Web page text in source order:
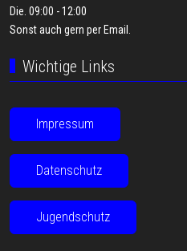
Die. 09:00 - 12:00
Sonst auch gern perEmail
Wichtige Links
Impressum
Datenschutz
Jugendschutz